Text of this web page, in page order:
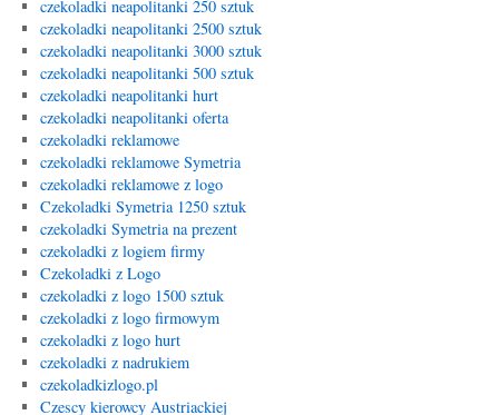
czekoladki neapolitanki 250 sztuk
czekoladki neapolitanki 2500 sztuk
czekoladki neapolitanki 3000 sztuk
czekoladki neapolitanki 500 sztuk
czekoladki neapolitanki hurt
czekoladki neapolitanki oferta
czekoladki reklamowe
czekoladki reklamowe Symetria
czekoladki reklamowe z logo
Czekoladki Symetria 1250 sztuk
czekoladki Symetria na prezent
czekoladki z logiem firmy
Czekoladki z Logo
czekoladki z logo 1500 sztuk
czekoladki z logo firmowym
czekoladki z logo hurt
czekoladki z nadrukiem
czekoladkizlogo.pl
Czescy kierowcy Austriackiej